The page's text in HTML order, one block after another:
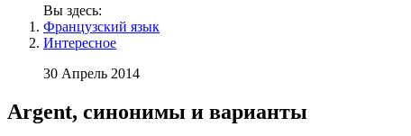
Вы здесь:
Французский язык
Интересное
30 Апрель 2014
Argent, синонимы и варианты